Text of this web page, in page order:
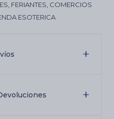
FERIANTES, COMERCIOS
ESOTERICA